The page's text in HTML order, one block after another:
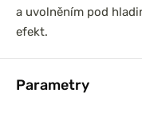
a uvolněním pod
efekt.
Parametry